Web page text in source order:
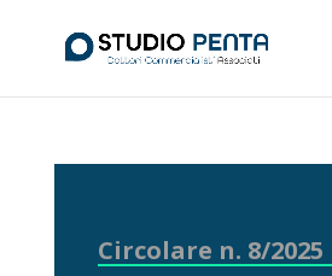
Circolare n. 8/2025